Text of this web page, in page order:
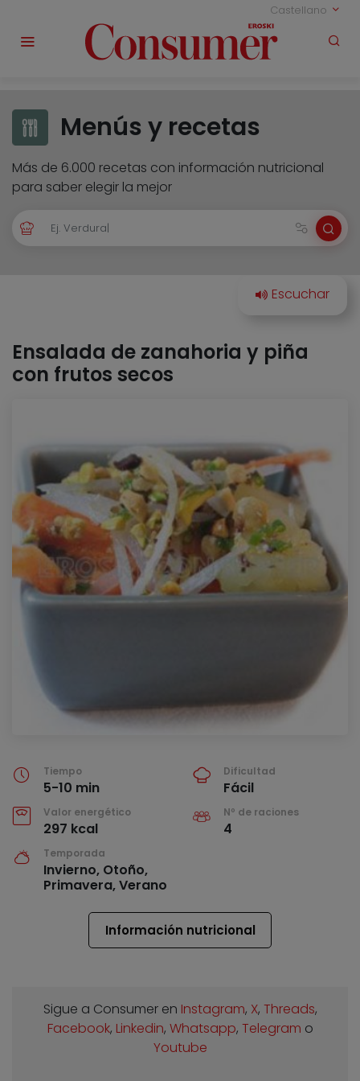
Castellano
Menús y recetas
Más de 6.000 recetas con información nutricional
para saber elegir la mejor
Ensalada de zanahoria y piña
con frutos secos
Tiempo
5-10 min
Dificultad
Fácil
Valor energético
297 kcal
Nº de raciones
4
Temporada
Invierno, Otoño,
Primavera, Verano
Información nutricional
Sigue a Consumer en Instagram, X, Threads,
Facebook, Linkedin, Whatsapp, Telegram o
Youtube